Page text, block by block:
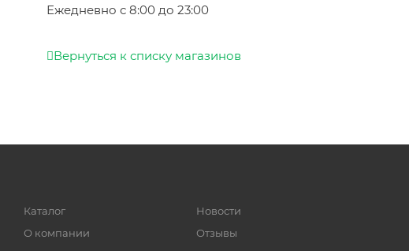
Ежедневно с 8:00 до 23:00
Вернуться к списку магазинов
Каталог
О компании
Новости
Отзывы